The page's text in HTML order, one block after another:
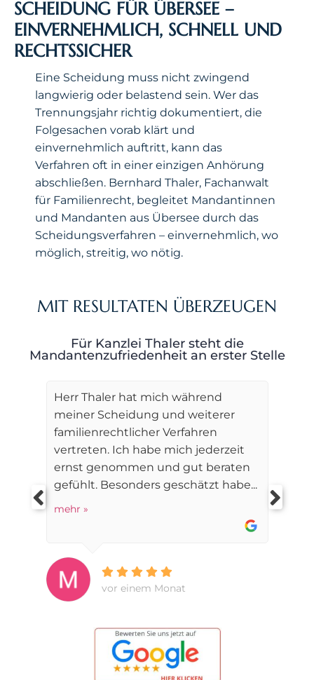
SCHEIDUNG FÜR ÜBERSEE –
EINVERNEHMLICH, SCHNELL UND
RECHTSSICHER
Eine Scheidung muss nicht zwingend
langwierig oder belastend sein. Wer das
Trennungsjahr richtig dokumentiert, die
Folgesachen vorab klärt und
einvernehmlich auftritt, kann das
Verfahren oft in einer einzigen Anhörung
abschließen. Bernhard Thaler, Fachanwalt
für Familienrecht, begleitet Mandantinnen
und Mandanten aus Übersee durch das
Scheidungsverfahren – einvernehmlich, wo
möglich, streitig, wo nötig.
MIT RESULTATEN ÜBERZEUGEN
Für Kanzlei Thaler steht die
Mandantenzufriedenheit an erster Stelle
Herr Thaler hat mich während
meiner Scheidung und weiterer
familienrechtlicher Verfahren
vertreten. Ich habe mich jederzeit
ernst genommen und gut beraten
gefühlt. Besonders geschätzt habe...
mehr »
vor einem Monat